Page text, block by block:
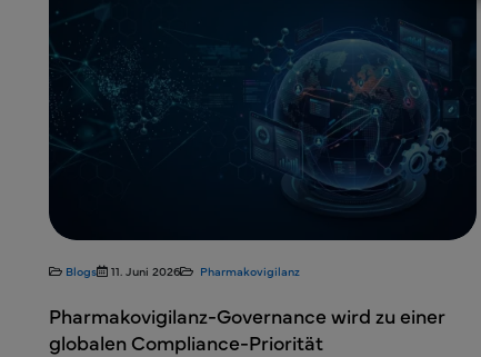
Blogs 11. Juni 2026 Pharmakovigilanz
Pharmakovigilanz-Governance wird zu einer
globalen Compliance-Priorität